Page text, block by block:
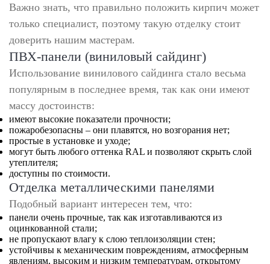
Важно знать, что правильно положить кирпич может
только специалист, поэтому такую отделку стоит
доверить нашим мастерам.
ПВХ-панели (виниловый сайдинг)
Использование винилового сайдинга стало весьма
популярным в последнее время, так как они имеют
массу достоинств:
имеют высокие показатели прочности;
пожаробезопасны – они плавятся, но возгорания нет;
простые в установке и уходе;
могут быть любого оттенка RAL и позволяют скрыть слой
утеплителя;
доступны по стоимости.
Отделка металлическими панелями
Подобный вариант интересен тем, что:
панели очень прочные, так как изготавливаются из
оцинкованной стали;
не пропускают влагу к слою теплоизоляции стен;
устойчивы к механическим повреждениям, атмосферным
явлениям, высоким и низким температурам, открытому